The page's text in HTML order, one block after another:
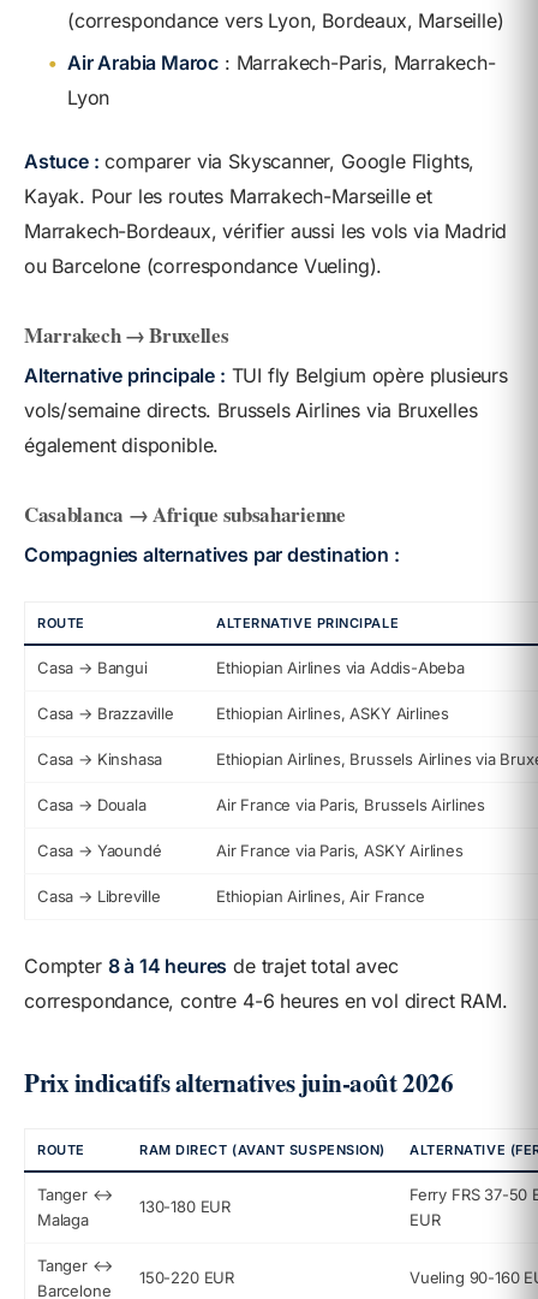
(correspondance vers Lyon, Bordeaux, Marseille)
• Air Arabia Maroc : Marrakech-Paris, Marrakech-
Lyon
Astuce : comparer via Skyscanner, Google Flights,
Kayak. Pour les routes Marrakech-Marseille et
Marrakech-Bordeaux, vérifier aussi les vols via Madrid
ou Barcelone (correspondance Vueling).
Marrakech → Bruxelles
Alternative principale : TUI fly Belgium opère plusieurs
vols/semaine directs. Brussels Airlines via Bruxelles
également disponible.
Casablanca → Afrique subsaharienne
Compagnies alternatives par destination :
ROUTE ALTERNATIVE PRINCIPALE
Casa → Bangui Ethiopian Airlines via Addis-Abeba
Casa → Brazzaville Ethiopian Airlines, ASKY Airlines
Casa → Kinshasa Ethiopian Airlines, Brussels Airlines via
Casa → Douala Air France via Paris, Brussels Airlines
Casa → Yaoundé Air France via Paris, ASKY Airlines
Casa → Libreville Ethiopian Airlines, Air France
Compter 8 à 14 heures de trajet total avec
correspondance, contre 4-6 heures en vol direct RAM.
Prix indicatifs alternatives juin-août 2026
ROUTE RAM DIRECT (AVANT SUSPENSION) ALTERNATIVE
Tanger ↔
Malaga
130-180 EUR
Ferry FRS 37-50
EUR
Tanger ↔
Barcelone
150-220 EUR Vueling 90-160